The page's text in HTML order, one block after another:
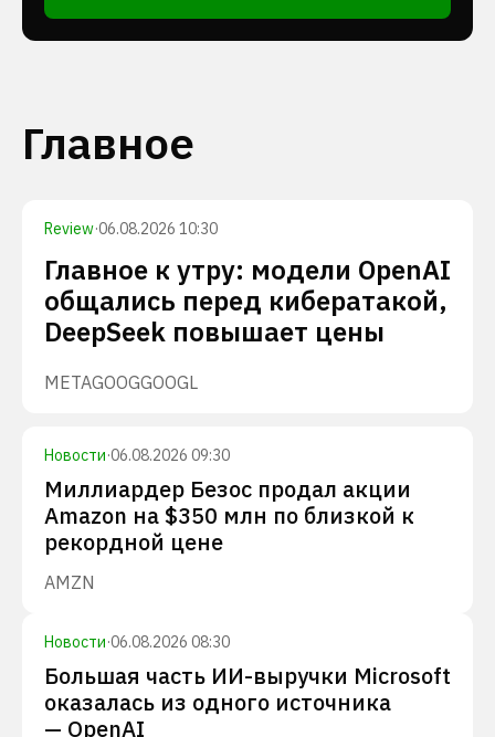
Главное
Review·06.08.2026 10:30
Главное к утру: модели OpenAI
общались перед кибератакой,
DeepSeek повышает цены
METAGOOGGOOGL
Новости·06.08.2026 09:30
Миллиардер Безос продал акции
Amazon на $350 млн по близкой к
рекордной цене
AMZN
Новости·06.08.2026 08:30
Большая часть ИИ-выручки Microsoft
оказалась из одного источника
— OpenAI